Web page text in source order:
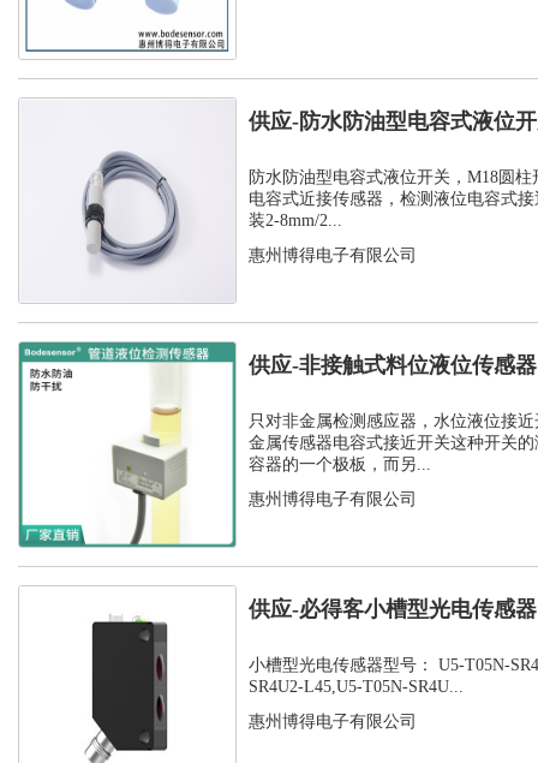
供应-防水防油型电容式液位
C1PF- M...
防水防油型电容式液位开关，M18圆柱
电容式近接传感器，检测液位电容式
装2-8mm/2...
惠州博得电子有限公司
供应-非接触式料位液位传感
开关
只对非金属检测感应器，水位液位接
金属传感器电容式接近开关这种开关
容器的一个极板，而另...
惠州博得电子有限公司
供应-必得客小槽型光电传感
SR...
小槽型光电传感器型号： U5-T05N-
SR4U2-L45,U5-T05N-SR4U...
惠州博得电子有限公司